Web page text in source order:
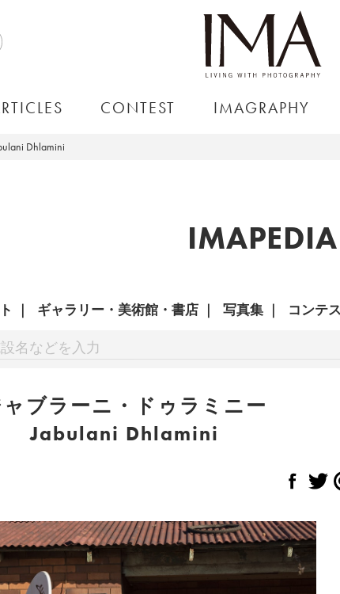
CONTEST IMAGRAPHY
Dhlamini
IMAPEDIA
ギャラリー・美術館・書店 写真集 コンテ
ャブラーニ・ドゥラミニー
Jabulani Dhlamini